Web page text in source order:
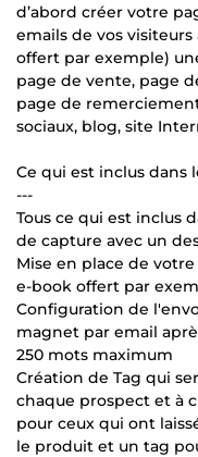
d’abord créer votre
emails de vos
offert par exemple)
page de vente, page
page de
sociaux, blog, site
Ce qui est inclus dans
---
Tous ce qui est inclus
de capture avec un
Mise en place de
e-book offert par
Configuration de
magnet par email
250 mots maximum
Création de Tag qui
chaque prospect et à
pour ceux qui ont
le produit et un tag